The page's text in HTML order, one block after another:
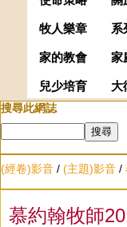
牧人樂章 系
家的教會 家
兒少培育 大
搜尋此網誌
(經卷)影音 / (主題)影音 /
慕約翰牧師